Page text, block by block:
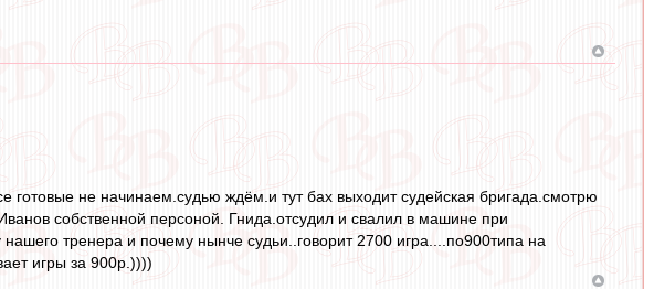
готовые не начинаем.судью ждём.и тут бах выходит судейская бригада.смотрю
собственной персоной. Гнида.отсудил и свалил в машине при
тренера и почему нынче судьи..говорит 2700 игра....по900типа на
игры за 900р.))))